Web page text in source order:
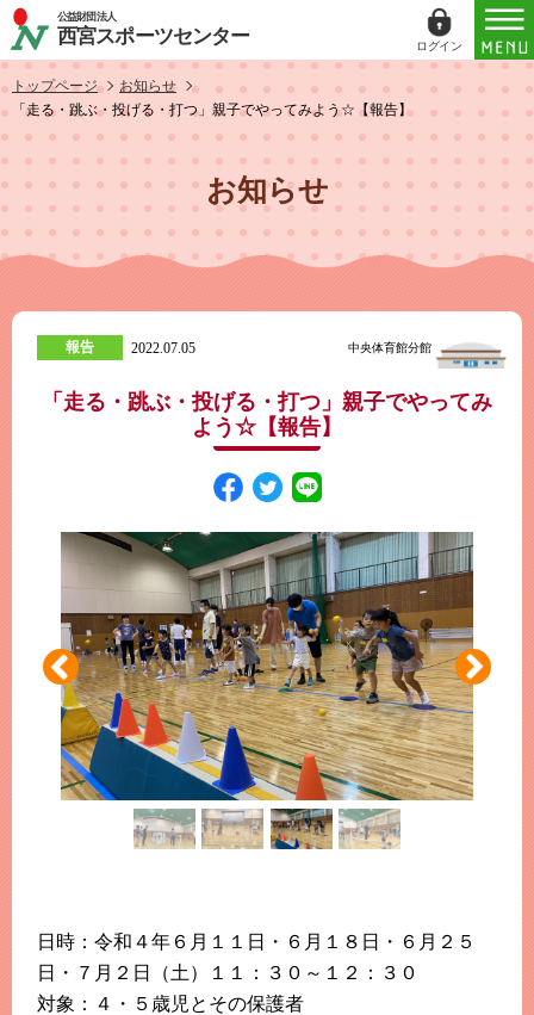
公益財団法人
西宮スポーツセンター ログイン
トップページ
お知らせ
「走る・跳ぶ・投げる・打つ」親子でやってみよう☆【報告】
お知らせ
報告 2022.07.05 中央体育館分館
「走る・跳ぶ・投げる・打つ」親子でやってみ
よう☆【報告】
日時：令和４年６月１１日・６月１８日・６月２５
日・７月２日（土）１１：３０～１２：３０
対象：４・５歳児とその保護者
ログイン
ID（メールアドレス）
パスワード
パスワードは半角数字、英小文字、英大文字
すべてを含む6文字以上
このホームページで 会員登録がお済みの方
ログイン
このホームページで会員登録がまだの方
新規会員登録
よくある質問はこちら
パスワードを忘れてしまった方はこちら